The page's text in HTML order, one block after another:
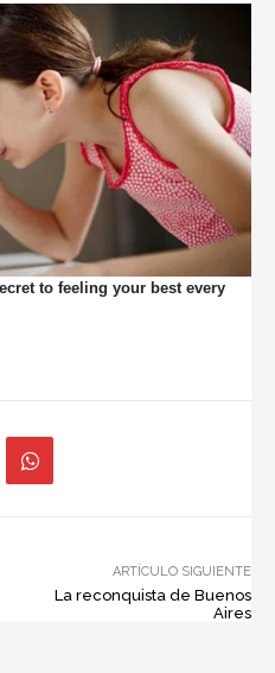
ARTÍCULO SIGUIENTE
La reconquista de Buenos
Aires